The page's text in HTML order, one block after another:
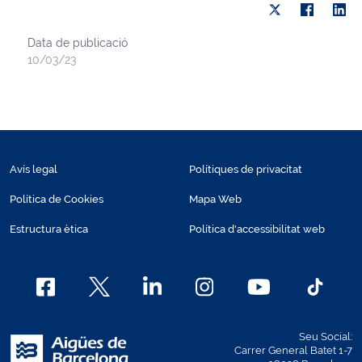
Data de publicació
10/03/23
Avís legal
Política de Cookies
Estructura ètica
Polítiques de privacitat
Mapa Web
Política d'accessibilitat web
Seu Social:
Carrer General Batet 1-7